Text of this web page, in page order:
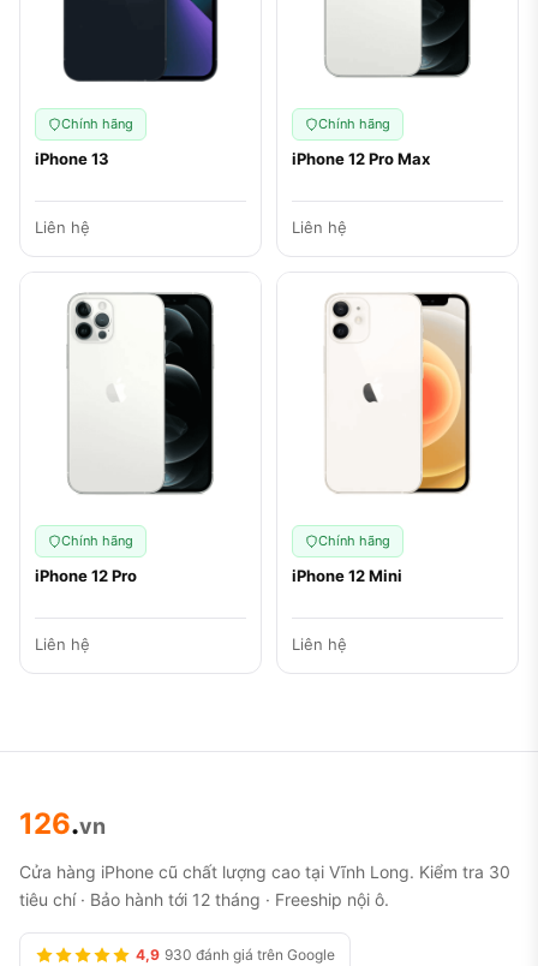
Chính hãng
iPhone 13
Liên hệ
Chính hãng
iPhone 12 Pro Max
Liên hệ
Chính hãng
iPhone 12 Pro
Liên hệ
Chính hãng
iPhone 12 Mini
Liên hệ
126.vn
Cửa hàng iPhone cũ chất lượng cao tại Vĩnh Long. Kiểm tra 30
tiêu chí · Bảo hành tới 12 tháng · Freeship nội ô.
4,9 930 đánh giá trên Google